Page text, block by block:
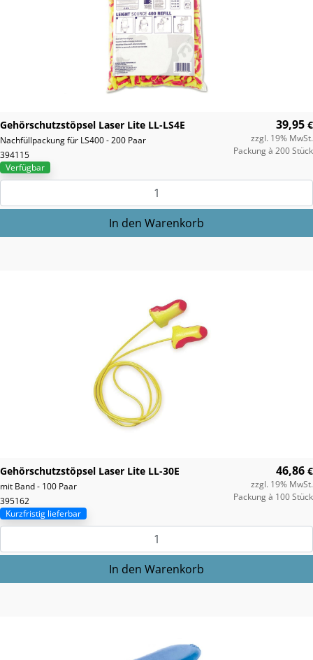
Gehörschutzstöpsel Laser Lite LL-LS4E
Nachfüllpackung für LS400 - 200 Paar
394115
39,95 €
zzgl. 19% MwSt.
Packung à 200 Stück
Verfügbar
Gehörschutzstöpsel Laser Lite LL-30E
mit Band - 100 Paar
395162
46,86 €
zzgl. 19% MwSt.
Packung à 100 Stück
Kurzfristig lieferbar